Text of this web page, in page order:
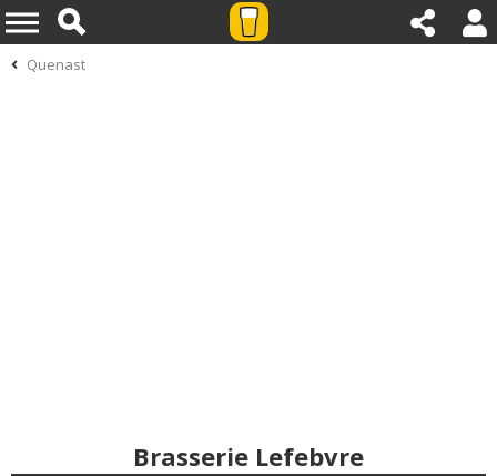
Quenast
Brasserie Lefebvre